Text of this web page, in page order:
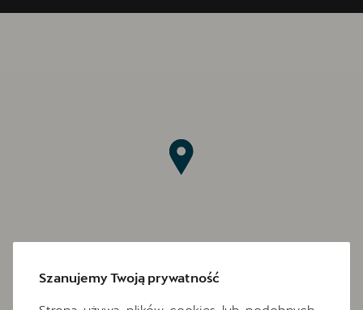
Szanujemy Twoją prywatność